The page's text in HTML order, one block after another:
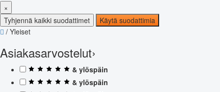
×
Tyhjennä kaikki suodattimet
Käytä suodattimia
/ Yleiset
Asiakasarvostelut›
& ylöspäin
& ylöspäin